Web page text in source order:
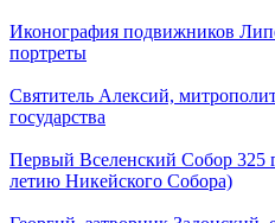
Иконография подвижников
портреты
Святитель Алексий,
государства
Первый Вселенский Собор 325
летию Никейского Собора)